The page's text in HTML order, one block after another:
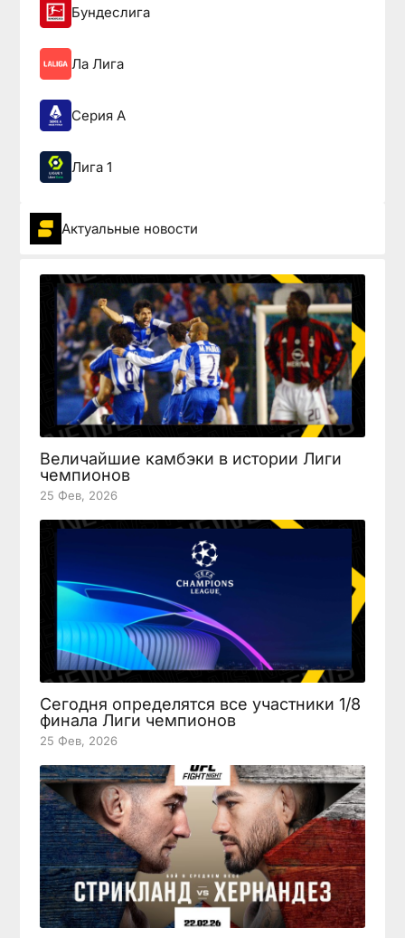
Бундеслига
Ла Лига
Серия А
Лига 1
Актуальные новости
Величайшие камбэки в истории Лиги
чемпионов
25 Фев, 2026
Сегодня определятся все участники 1/8
финала Лиги чемпионов
25 Фев, 2026